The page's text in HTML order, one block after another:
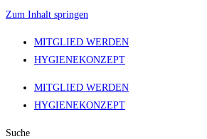
Zum Inhalt springen
MITGLIED WERDEN
HYGIENEKONZEPT
MITGLIED WERDEN
HYGIENEKONZEPT
Suche